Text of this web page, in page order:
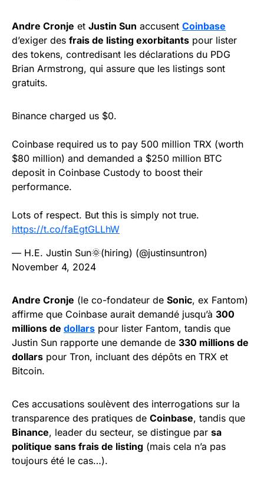
Andre Cronje et Justin Sun accusent Coinbase
d’exiger des frais de listing exorbitants pour lister
des tokens, contredisant les déclarations du PDG
Brian Armstrong, qui assure que les listings sont
gratuits.
Binance charged us $0.
Coinbase required us to pay 500 million TRX (worth
$80 million) and demanded a $250 million BTC
deposit in Coinbase Custody to boost their
performance.
Lots of respect. But this is simply not true.
https://t.co/faEgtGLLhW
— H.E. Justin Sun🌞(hiring) (@justinsuntron)
November 4, 2024
Andre Cronje (le co-fondateur de Sonic, ex Fantom)
affirme que Coinbase aurait demandé jusqu’à 300
millions de dollars pour lister Fantom, tandis que
Justin Sun rapporte une demande de 330 millions de
dollars pour Tron, incluant des dépôts en TRX et
Bitcoin.
Ces accusations soulèvent des interrogations sur la
transparence des pratiques de Coinbase, tandis que
Binance, leader du secteur, se distingue par sa
politique sans frais de listing (mais cela n’a pas
toujours été le cas…).